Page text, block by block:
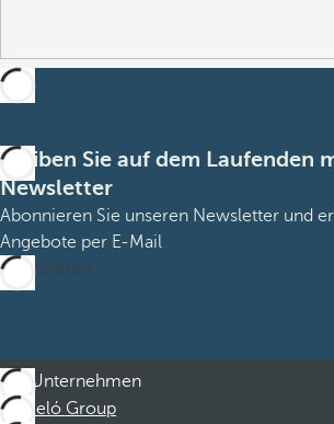
Bleiben Sie auf dem Laufenden
Newsletter
Abonnieren Sie unseren Newsletter und
Angebote per E-Mail
Abonnieren
Unternehmen
Barceló Group